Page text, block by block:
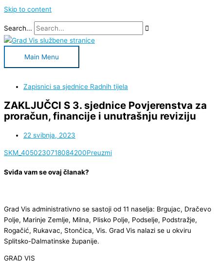
Skip to content
Search...
Main Menu
Zapisnici sa sjednice Radnih tijela​
ZAKLJUČCI S 3. sjednice Povjerenstva za
proračun, financije i unutrašnju reviziju
22 svibnja, 2023
SKM_4050230718084200Preuzmi
Sviđa vam se ovaj članak?
Grad Vis administrativno se sastoji od 11 naselja: Brgujac, Dračevo
Polje, Marinje Zemlje, Milna, Plisko Polje, Podselje, Podstražje,
Rogačić, Rukavac, Stončica, Vis. Grad Vis nalazi se u okviru
Splitsko-Dalmatinske županije.
GRAD VIS